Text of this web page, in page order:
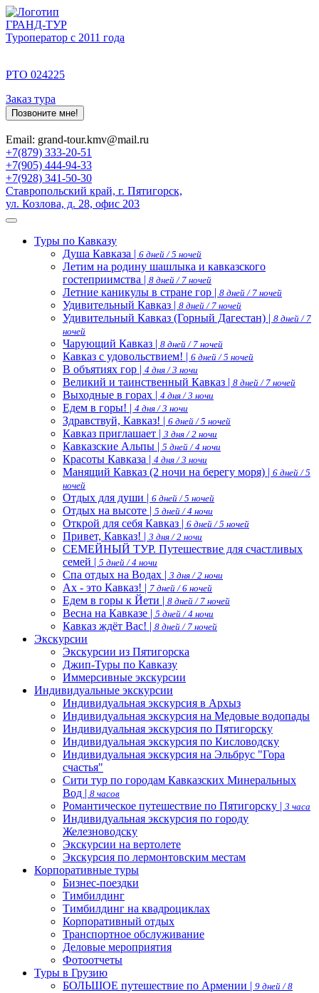
ГРАНД-ТУР
Туроператор с 2011 года
РТО 024225
Заказ тура
Позвоните мне!
Email: grand-tour.kmv@mail.ru
+7(879) 333-20-51
+7(905) 444-94-33
+7(928) 341-50-30
Ставропольский край, г. Пятигорск,
ул. Козлова, д. 28, офис 203
Туры по Кавказу
Душа Кавказа | 6 дней / 5 ночей
Летим на родину шашлыка и кавказского
гостеприимства | 8 дней / 7 ночей
Летние каникулы в стране гор | 8 дней / 7 ночей
Удивительный Кавказ | 8 дней / 7 ночей
Удивительный Кавказ (Горный Дагестан) | 8 дней / 7
ночей
Чарующий Кавказ | 8 дней / 7 ночей
Кавказ с удовольствием! | 6 дней / 5 ночей
В объятиях гор | 4 дня / 3 ночи
Великий и таинственный Кавказ | 8 дней / 7 ночей
Выходные в горах | 4 дня / 3 ночи
Едем в горы! | 4 дня / 3 ночи
Здравствуй, Кавказ! | 6 дней / 5 ночей
Кавказ приглашает | 3 дня / 2 ночи
Кавказские Альпы | 5 дней / 4 ночи
Красоты Кавказа | 4 дня / 3 ночи
Манящий Кавказ (2 ночи на берегу моря) | 6 дней / 5
ночей
Отдых для души | 6 дней / 5 ночей
Отдых на высоте | 5 дней / 4 ночи
Открой для себя Кавказ | 6 дней / 5 ночей
Привет, Кавказ! | 3 дня / 2 ночи
СЕМЕЙНЫЙ ТУР. Путешествие для счастливых
семей | 5 дней / 4 ночи
Спа отдых на Водах | 3 дня / 2 ночи
Ах - это Кавказ! | 7 дней / 6 ночей
Едем в горы к Йети | 8 дней / 7 ночей
Весна на Кавказе | 5 дней / 4 ночи
Кавказ ждёт Вас! | 8 дней / 7 ночей
Экскурсии
Экскурсии из Пятигорска
Джип-Туры по Кавказу
Иммерсивные экскурсии
Индивидуальные экскурсии
Индивидуальная экскурсия в Архыз
Индивидуальная экскурсия на Медовые водопады
Индивидуальная экскурсия по Пятигорску
Индивидуальная экскурсия по Кисловодску
Индивидуальная экскурсия на Эльбрус "Гора
счастья"
Сити тур по городам Кавказских Минеральных
Вод | 8 часов
Романтическое путешествие по Пятигорску | 3 часа
Индивидуальная экскурсия по городу
Железноводску
Экскурсии на вертолете
Экскурсия по лермонтовским местам
Корпоративные туры
Бизнес-поездки
Тимбилдинг
Тимбилдинг на квадроциклах
Корпоративный отдых
Транспортное обслуживание
Деловые мероприятия
Фотоотчеты
Туры в Грузию
БОЛЬШОЕ путешествие по Армении | 9 дней / 8